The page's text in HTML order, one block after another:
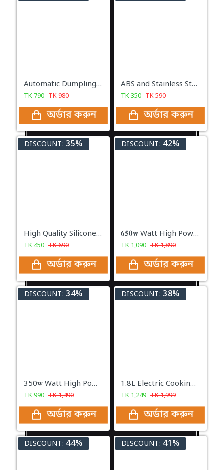
Automatic Dumpling Pitha Maker
TK 790 TK980
অর্ডার করুন
ABS and Stainless Steel Hair Catching Drain Cleaner Wire Spring Sink
TK350 TK590
অর্ডার করুন
DISCOUNT: 35%
High Quality Silicone Dish Washing Kitchen Hand Gloves
TK 450 TK690
অর্ডার করুন
DISCOUNT: 42%
𝟔𝟓𝟎𝐰 Watt High Power Grinder Machine ১০০% কার্যকরী প্রোডাক্ট
TK 1,090 TK1,890
অর্ডার করুন
DISCOUNT: 34%
350𝐰 Watt High Power Grinder Machine ১০০% কার্যকরী প্রোডাক্ট
TK990 TK1,490
অর্ডার করুন
DISCOUNT: 38%
1.8L Electric Cooking Pot Stainless Steel Mini Rice Cooker| 600Watt
TK 1,249 TK1,999
অর্ডার করুন
DISCOUNT: 44% DISCOUNT: 41%